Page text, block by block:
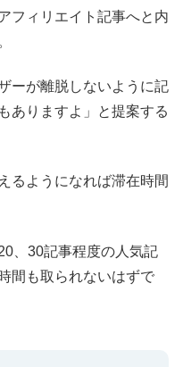
フィリエイト記事へと内
ーが離脱しないように記
ありますよ」と提案する
るようになれば滞在時間
、30記事程度の人気記
間も取られないはずで